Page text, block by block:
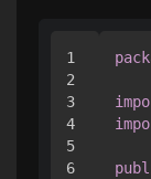
1
2
3
4
5
6